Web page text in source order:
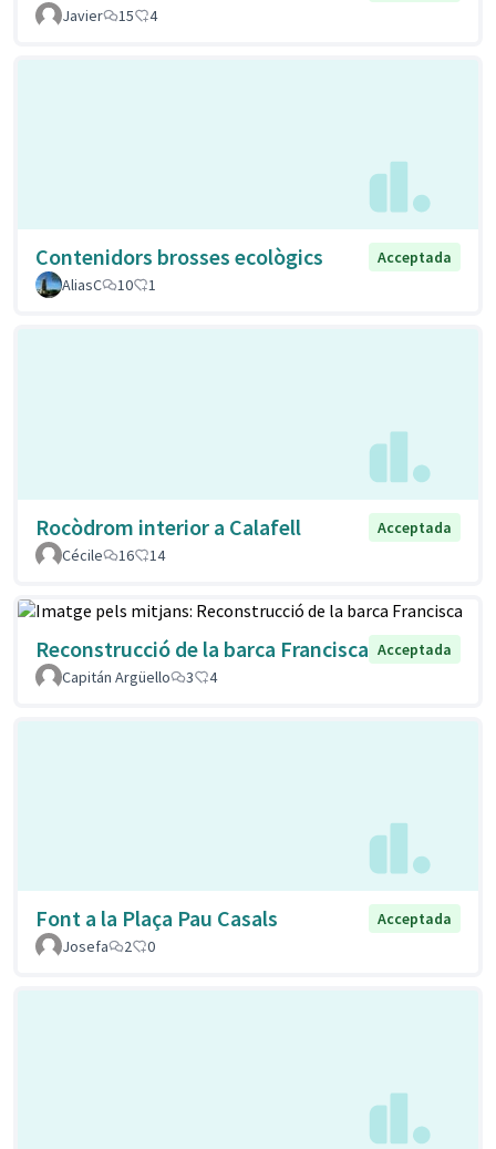
Javier 15 4
Contenidors brosses ecològics
Acceptada
AliasC
10 1
Rocòdrom interior a Calafell
Acceptada
Cécile
16 14
Reconstrucció de la barca Francisca Acceptada
Capitán Argüello
3 4
Font a la Plaça Pau Casals
Acceptada
Josefa
2 0